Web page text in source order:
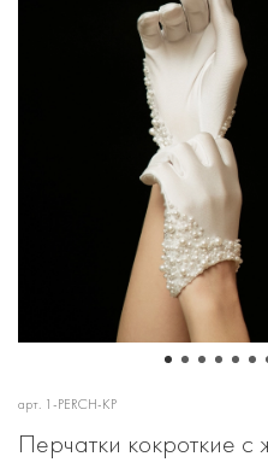
арт. 1-PERCH-KP
Перчатки кокроткие